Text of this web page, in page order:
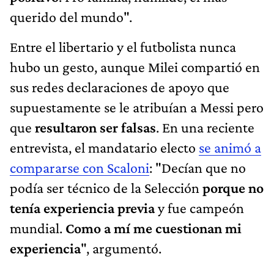
querido del mundo".
Entre el libertario y el futbolista nunca
hubo un gesto, aunque Milei compartió en
sus redes declaraciones de apoyo que
supuestamente se le atribuían a Messi pero
que resultaron ser falsas. En una reciente
entrevista, el mandatario electo se animó a
compararse con Scaloni: "Decían que no
podía ser técnico de la Selección porque no
tenía experiencia previay fue campeón
mundial. Como a mí me cuestionan mi
experiencia", argumentó.